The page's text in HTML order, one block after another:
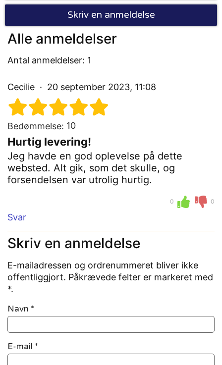
Skriv en anmeldelse
Alle anmeldelser
Antal anmeldelser: 1
Cecilie 20 september 2023, 11:08
Bedømmelse: 10
Hurtig levering!
Jeg havde en god oplevelse på dette
websted. Alt gik, som det skulle, og
forsendelsen var utrolig hurtig.
0 0
Svar
Skriv en anmeldelse
E-mailadressen og ordrenummeret bliver ikke
offentliggjort. Påkrævede felter er markeret med
*.
Navn *
E-mail *